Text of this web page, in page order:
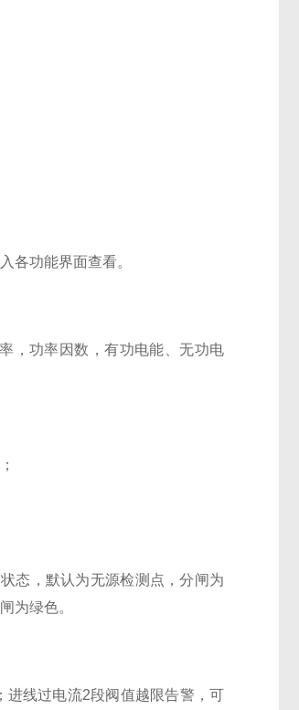
各功能界面查看。
， 功率因数 ，有功电能、无功电
态，默认为无源检测点，分闸为
为绿色。
进线过电流2段阀值越限告警，可